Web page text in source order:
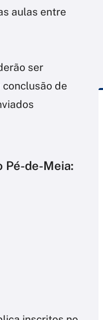
aulas entre
ser
de
Pé-de-Meia: